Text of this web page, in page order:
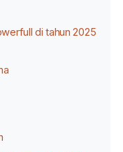
di tahun 2025